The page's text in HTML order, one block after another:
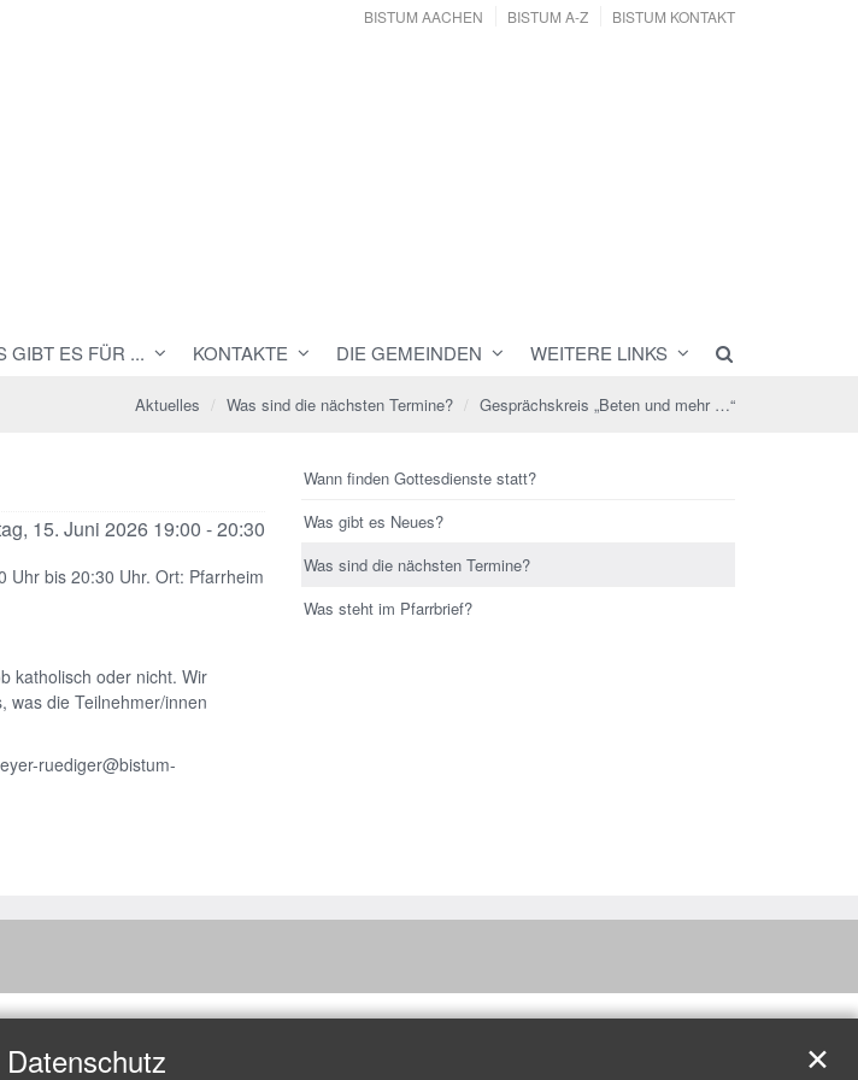
BISTUM AACHEN BISTUM A-Z BISTUM KONTAKT
GIBT ES FÜR ... KONTAKTE DIE GEMEINDEN WEITERE LINKS
Aktuelles Was sind die nächsten Termine? Gesprächskreis „Beten und mehr …“
15. Juni 2026 19:00 - 20:30
Uhr bis 20:30 Uhr. Ort: Pfarrheim
katholisch oder nicht. Wir
was die Teilnehmer/innen
ruediger@bistum-
Wann finden Gottesdienste statt?
Was gibt es Neues?
Was sind die nächsten Termine?
Was steht im Pfarrbrief?
✕